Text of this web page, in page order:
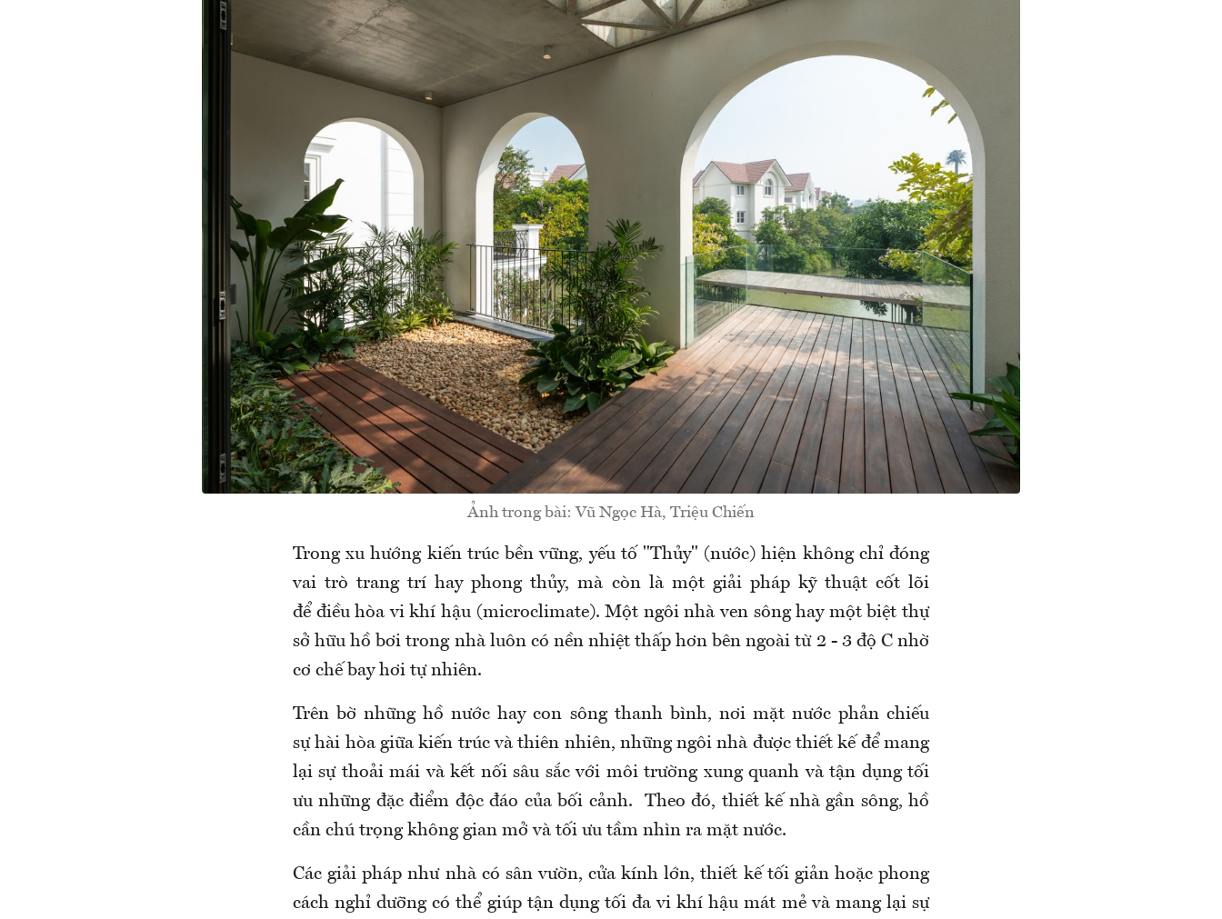
Ảnh trong bài: Vũ Ngọc Hà, Triệu Chiến
Trong xu hướng kiến trúc bền vững, yếu tố "Thủy" (nước) hiện không chỉ đóng
vai trò trang trí hay phong thủy, mà còn là một giải pháp kỹ thuật cốt lõi
để điều hòa vi khí hậu (microclimate). Một ngôi nhà ven sông hay một biệt thự
sở hữu hồ bơi trong nhà luôn có nền nhiệt thấp hơn bên ngoài từ 2 - 3 độ C nhờ
cơ chế bay hơi tự nhiên.
Trên bờ những hồ nước hay con sông thanh bình, nơi mặt nước phản chiếu
sự hài hòa giữa kiến ​​trúc và thiên nhiên, những ngôi nhà được thiết kế để mang
lại sự thoải mái và kết nối sâu sắc với môi trường xung quanh và tận dụng tối
ưu những đặc điểm độc đáo của bối cảnh. Theo đó, thiết kế nhà gần sông, hồ
cần chú trọng không gian mở và tối ưu tầm nhìn ra mặt nước.
Các giải pháp như nhà có sân vườn, cửa kính lớn, thiết kế tối giản hoặc phong
cách nghỉ dưỡng có thể giúp tận dụng tối đa vi khí hậu mát mẻ và mang lại sự